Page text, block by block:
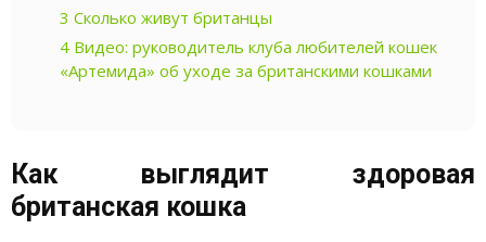
3 Сколько живут британцы
4 Видео: руководитель клуба любителей кошек
«Артемида» об уходе за британскими кошками
Как выглядит здоровая
британская кошка